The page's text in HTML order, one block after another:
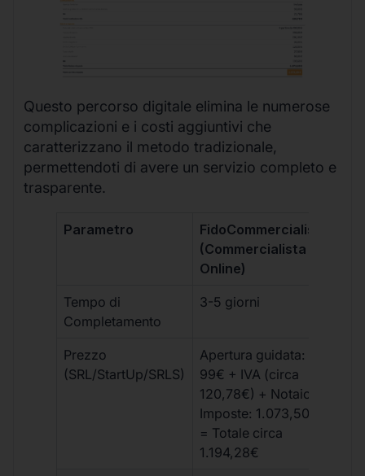
Questo percorso digitale elimina le numerose
complicazioni e i costi aggiuntivi che
caratterizzano il metodo tradizionale,
permettendoti di avere un servizio completo e
trasparente.
Parametro
FidoCommercialista
(Commercialista
Online)
Tempo di
Completamento
3-5 giorni
Prezzo
(SRL/StartUp/SRLS)
Apertura guidata:
99€ + IVA (circa
120,78€) + Notaio e
Imposte: 1.073,50€
= Totale circa
1.194,28€